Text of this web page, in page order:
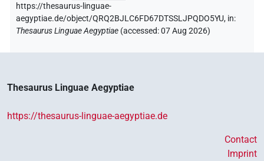
https://thesaurus-linguae-
aegyptiae.de/object/QRQ2BJLC6FD67DTSSLJPQDO5YU, in:
Thesaurus Linguae Aegyptiae (accessed:07 Aug 2026)
Thesaurus Linguae Aegyptiae
https://thesaurus-linguae-aegyptiae.de
Contact
Imprint